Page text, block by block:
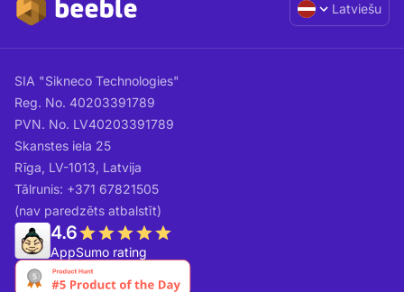
Latviešu
SIA "Sikneco Technologies"
Reg. No. 40203391789
PVN. No. LV40203391789
Skanstes iela 25
Rīga, LV-1013, Latvija
Tālrunis: +371 67821505
(nav paredzēts atbalstīt)
4.6
AppSumo rating